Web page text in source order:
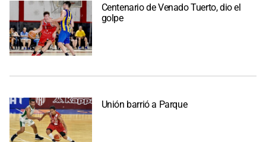
Centenario de Venado Tuerto, dio el
golpe
Unión barrió a Parque